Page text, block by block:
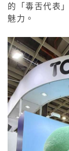
的「毒舌代表
魅力。